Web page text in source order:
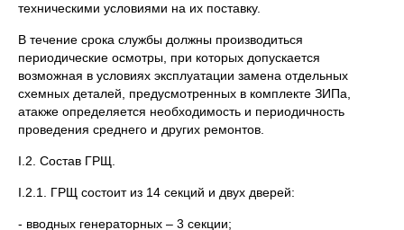
техническими условиями на их поставку.
В течение срока службы должны производиться
периодические осмотры, при которых допускается
возможная в условиях эксплуатации замена отдельных
схемных деталей, предусмотренных в комплекте ЗИПа,
атакже определяется необходимость и периодичность
проведения среднего и других ремонтов.
I.2. Состав ГРЩ.
I.2.1. ГРЩ состоит из 14 секций и двух дверей:
- вводных генераторных – 3 секции;